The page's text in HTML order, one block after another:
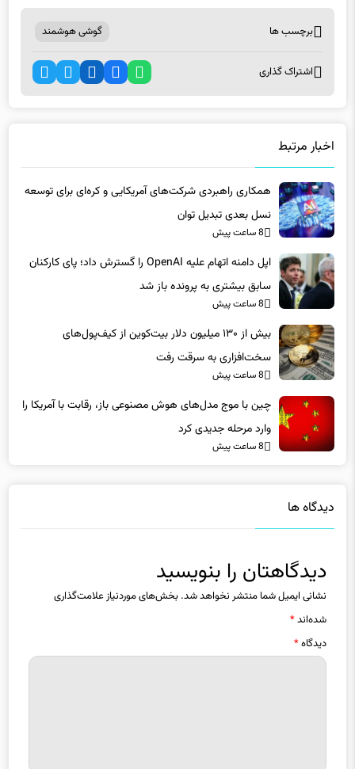
همکاری راهبردی شرکت‌های آمریکایی و کره‌ای برای توسعه
نسل بعدی تبدیل توان
سابق بیشتری به پرونده باز شد
8 ساعت پیش
بیش از ۱۳۰ میلیون دلار بیت‌کوین از کیف‌پول‌های
سخت‌افزاری به سرقت رفت
8 ساعت پیش
چین با موج مدل‌های هوش مصنوعی باز، رقابت با آمریکا را
وارد مرحله جدیدی کرد
نشانی ایمیل شما منتشر نخواهد شد.بخش‌های موردنیاز علامت‌گذاری
شده‌اند*
دیدگاه*